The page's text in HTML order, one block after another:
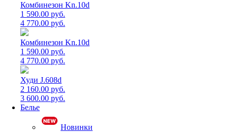
Комбинезон Kn.10d
1 590.00 руб.
4 770.00 руб.
Комбинезон Kn.10d
1 590.00 руб.
4 770.00 руб.
Худи J.608d
2 160.00 руб.
3 600.00 руб.
Белье
Новинки